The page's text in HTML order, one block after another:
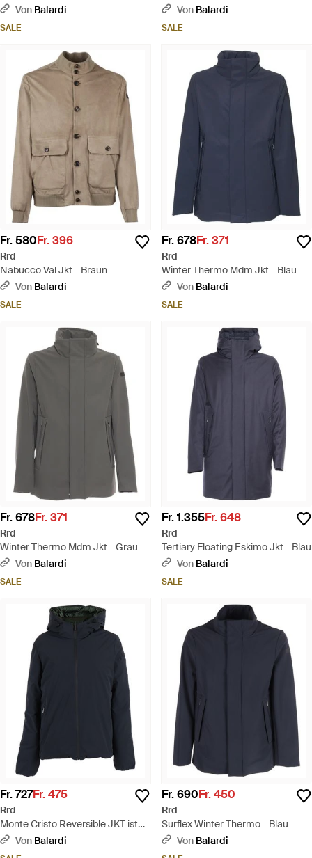
gutes Auto. - Braun
Von Balardi
SALE
Von Balardi
SALE
Fr. 580Fr. 396
Rrd
Nabucco Val Jkt - Braun
Von Balardi
SALE
Fr. 678Fr. 371
Rrd
Winter Thermo Mdm Jkt - Blau
Von Balardi
SALE
Fr. 678Fr. 371
Rrd
Winter Thermo Mdm Jkt - Grau
Von Balardi
SALE
Fr. 1.355Fr. 648
Rrd
Tertiary Floating Eskimo Jkt - Blau
Von Balardi
SALE
Fr. 727Fr. 475
Rrd
Monte Cristo Reversible JKT ist
der häufigste Fahrzeugtyp. - Blau
Von Balardi
Fr. 690Fr. 450
Rrd
Surflex Winter Thermo - Blau
Von Balardi